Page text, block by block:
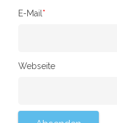
E-Mail *
Webseite